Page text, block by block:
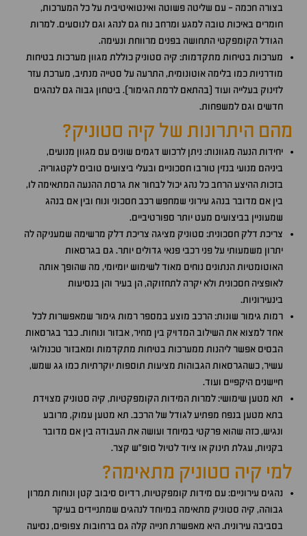
בצורה חכמה - עם שליטה פשוטה ואינטואיטיבית על כל המערכות,
חומרים באיכות טובה למגע ומרחב נוח גם לנהג וגם לנוסעים. למרות
הגודל הקומפקטי התחושה בפנים מרווחת ונעימה.
מערכות בטיחות מתקדמות: קיה סטוניק כוללת מגוון מערכות בטיחות
מודרניות כמו בלימה אוטונומית, התרעה על סטייה מנתיב, מערכת עזר
לזינוק בעלייה ועוד (בהתאם לרמת הגימור). ביטחון גבוה גם לנהגים
חדשים וגם למשפחות.
מהם היתרונות של קיה סטוניק?
יחידות הנעה מגוונות: ניתן לרכוש דגמים שונים עם מגוון מנועים,
ביניהם מנועי בנזין טורבו חסכוניים ובעלי ביצועים טובים לקטגוריה.
בזכות ההיצע הרחב כל נהג יכול לבחור את גרסת ההנעה המתאימה לו,
בין אם מדובר בנהג עירוני שמחפש רכב חסכוני ונוח ובין אם בנהג
שמעוניין בביצועים מעט יותר ספורטיביים.
צריכת דלק חסכונית: סטוניק מציגה צריכת דלק מרשימה שמעניקה לה
יתרון משמעותי על פני רכבי פנאי גדולים יותר. גם בגרסאות
האוטומטיות הנתונים נוחים מאוד לשימוש יומיומי, מה שהופך אותה
לאופציה חסכונית ולא יקרה לתחזוקה, הן בעיר והן בנסיעות
בינעירוניות.
רמות גימור שונות: הרכב מוצע במספר רמות גימור שמאפשרות לכל
אחד למצוא את השילוב המדויק בין מחיר, אבזור ונוחות. כבר בגרסאות
הבסיס אפשר ליהנות ממערכות בטיחות מתקדמות ומאבזור טכנולוגי
עשיר, כשהגרסאות הגבוהות מציעות תוספות יוקרתיות כמו גג שמש,
חיישנים היקפיים ועוד.
תא מטען שימושי: למרות המידות הקומפקטיות, קיה סטוניק מצוידת
בתא מטען בנפח מפתיע לגודל של הרכב. תא מטען עמוק, מרובע
ונגיש, כזה שהוא פרקטי במיוחד ועושה את העבודה בין אם מדובר
בקניות, עגלת תינוק או ציוד לטיול סופ"ש קצר.
למי קיה סטוניק מתאימה?
נהגים עירוניים: עם מידות קומפקטיות, רדיוס סיבוב קטן ונוחות תמרון
גבוהה, קיה סטוניק מתאימה במיוחד לנהגים שמתניידים בעיקר
בסביבה עירונית. היא מאפשרת חנייה קלה גם ברחובות צפופים, נסיעה